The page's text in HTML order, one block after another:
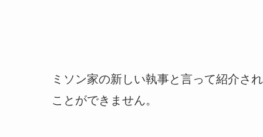
ミソン家の新しい執事と言って紹介さ
ことができません。